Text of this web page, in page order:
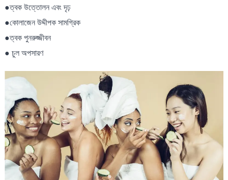
●ত্বক উত্তোলন এবং দৃঢ়
●কোলাজেন উদ্দীপক সামগ্রিক
●ত্বক পুনরুজ্জীবন
● চুল অপসারণ